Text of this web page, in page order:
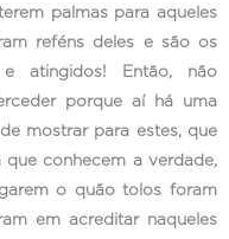
palmas para aqueles
reféns deles e são os
atingidos! Então, não
porque aí há uma
mostrar para estes, que
conhecem a verdade,
o quão tolos foram
em acreditar naqueles